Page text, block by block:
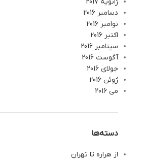
دسامبر 2016
نوامبر 2016
اکتبر 2016
سپتامبر 2016
آگوست 2016
جولای 2016
ژوئن 2016
می 2016
دسته‌ها
از هراره تا تهران